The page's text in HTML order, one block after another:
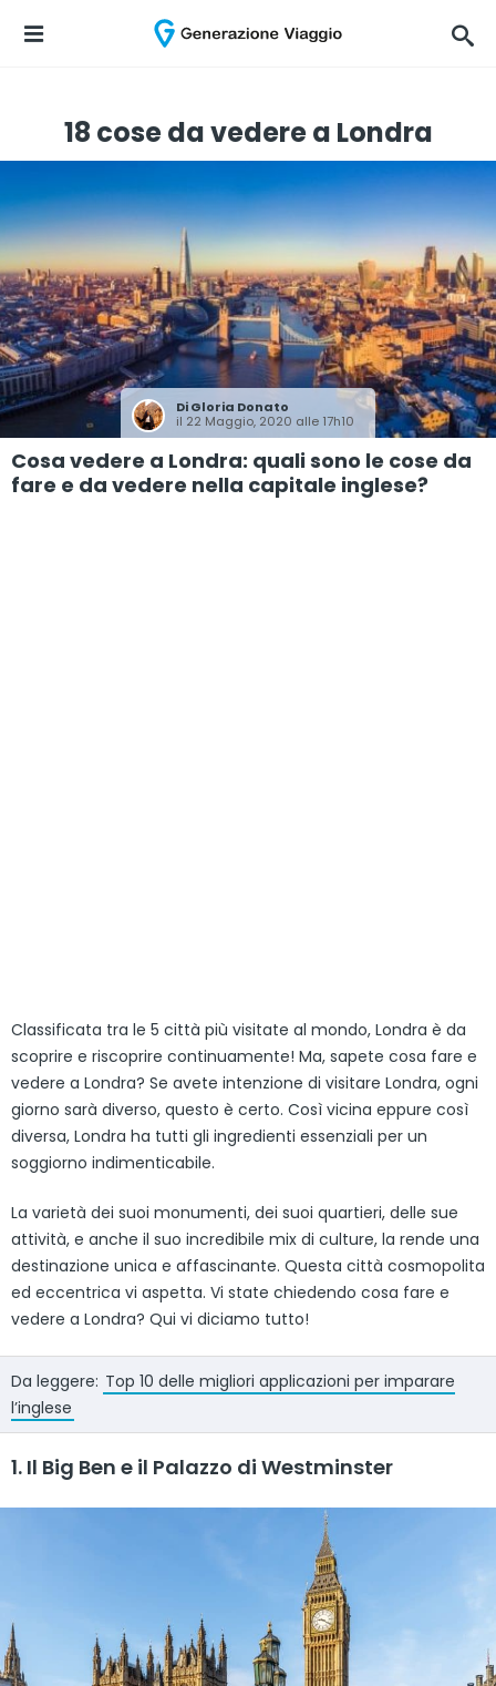
18 cose da vedere a Londra
DiGloria Donato
il 22 Maggio, 2020 alle 17h10
Cosa vedere a Londra: quali sono le cose da
fare e da vedere nella capitale inglese?
Classificata tra le 5 città più visitate al mondo, Londra è da
scoprire e riscoprire continuamente! Ma, sapete cosa fare e
vedere a Londra? Se avete intenzione di visitare Londra, ogni
giorno sarà diverso, questo è certo. Così vicina eppure così
diversa, Londra ha tutti gli ingredienti essenziali per un
soggiorno indimenticabile.
La varietà dei suoi monumenti, dei suoi quartieri, delle sue
attività, e anche il suo incredibile mix di culture, la rende una
destinazione unica e affascinante. Questa città cosmopolita
ed eccentrica vi aspetta. Vi state chiedendo cosa fare e
vedere a Londra? Qui vi diciamo tutto!
Da leggere: Top 10 delle migliori applicazioni per imparare
l’inglese
1. Il Big Ben e il Palazzo di Westminster